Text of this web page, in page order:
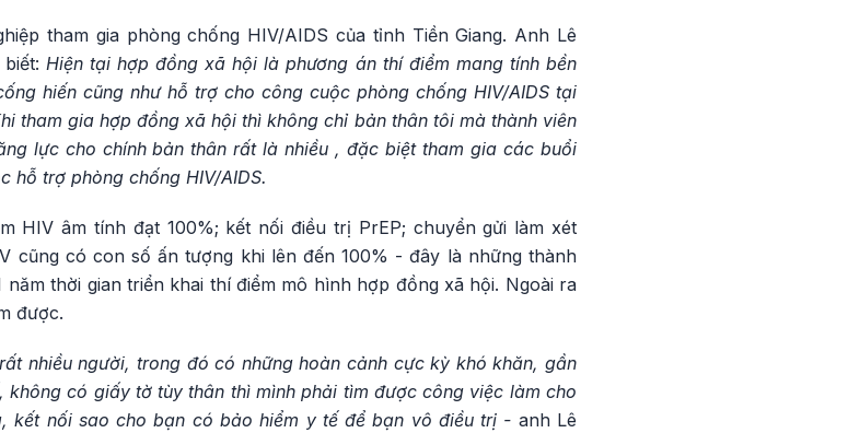
tham gia phòng chống HIV/AIDS của tỉnh Tiền Giang. Anh Lê
Hiện tại hợp đồng xã hội là phương án thí điểm mang tính bền
hiến cũng như hỗ trợ cho công cuộc phòng chống HIV/AIDS tại
tham gia hợp đồng xã hội thì không chỉ bản thân tôi mà thành viên
lực cho chính bản thân rất là nhiều , đặc biệt tham gia các buổi
hỗ trợ phòng chống HIV/AIDS.
HIV âm tính đạt 100%; kết nối điều trị PrEP; chuyển gửi làm xét
cũng có con số ấn tượng khi lên đến 100% - đây là những thành
thời gian triển khai thí điểm mô hình hợp đồng xã hội. Ngoài ra
được.
nhiều người, trong đó có những hoàn cảnh cực kỳ khó khăn, gần
có giấy tờ tùy thân thì mình phải tìm được công việc làm cho
kết nối sao cho bạn có bảo hiểm y tế để bạn vô điều trị - anh Lê